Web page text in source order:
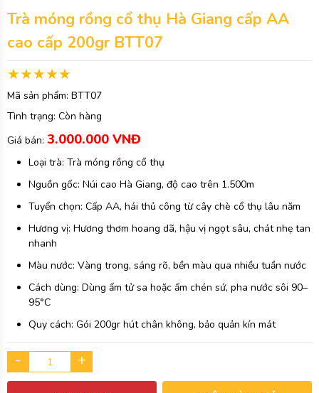
Trà móng rồng cổ thụ Hà Giang cấp AA
cao cấp 200gr BTT07
Mã sản phẩm: BTT07
Tình trạng: Còn hàng
Giá bán: 3.000.000 VNĐ
Loại trà: Trà móng rồng cổ thụ
Nguồn gốc: Núi cao Hà Giang, độ cao trên 1.500m
Tuyển chọn: Cấp AA, hái thủ công từ cây chè cổ thụ lâu năm
Hương vị: Hương thơm hoang dã, hậu vị ngọt sâu, chát nhẹ tan
nhanh
Màu nước: Vàng trong, sáng rõ, bền màu qua nhiều tuần nước
Cách dùng: Dùng ấm tử sa hoặc ấm chén sứ, pha nước sôi 90–
95°C
Quy cách: Gói 200gr hút chân không, bảo quản kín mát
- +